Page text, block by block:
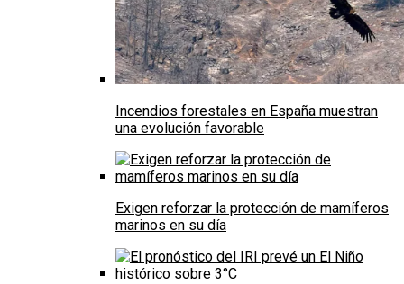
Incendios forestales en España muestran
una evolución favorable
Exigen reforzar la protección de mamíferos
marinos en su día